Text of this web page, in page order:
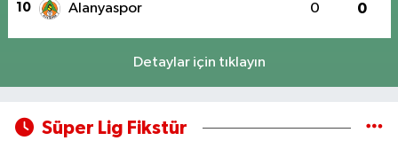
10 Alanyaspor 0 0
Detaylar için tıklayın
Süper Lig Fikstür